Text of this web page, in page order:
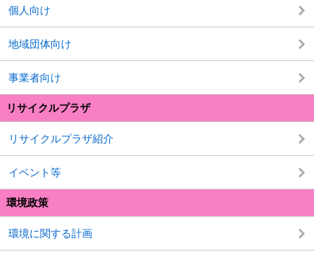
個人向け
地域団体向け
事業者向け
リサイクルプラザ
リサイクルプラザ紹介
イベント等
環境政策
環境に関する計画